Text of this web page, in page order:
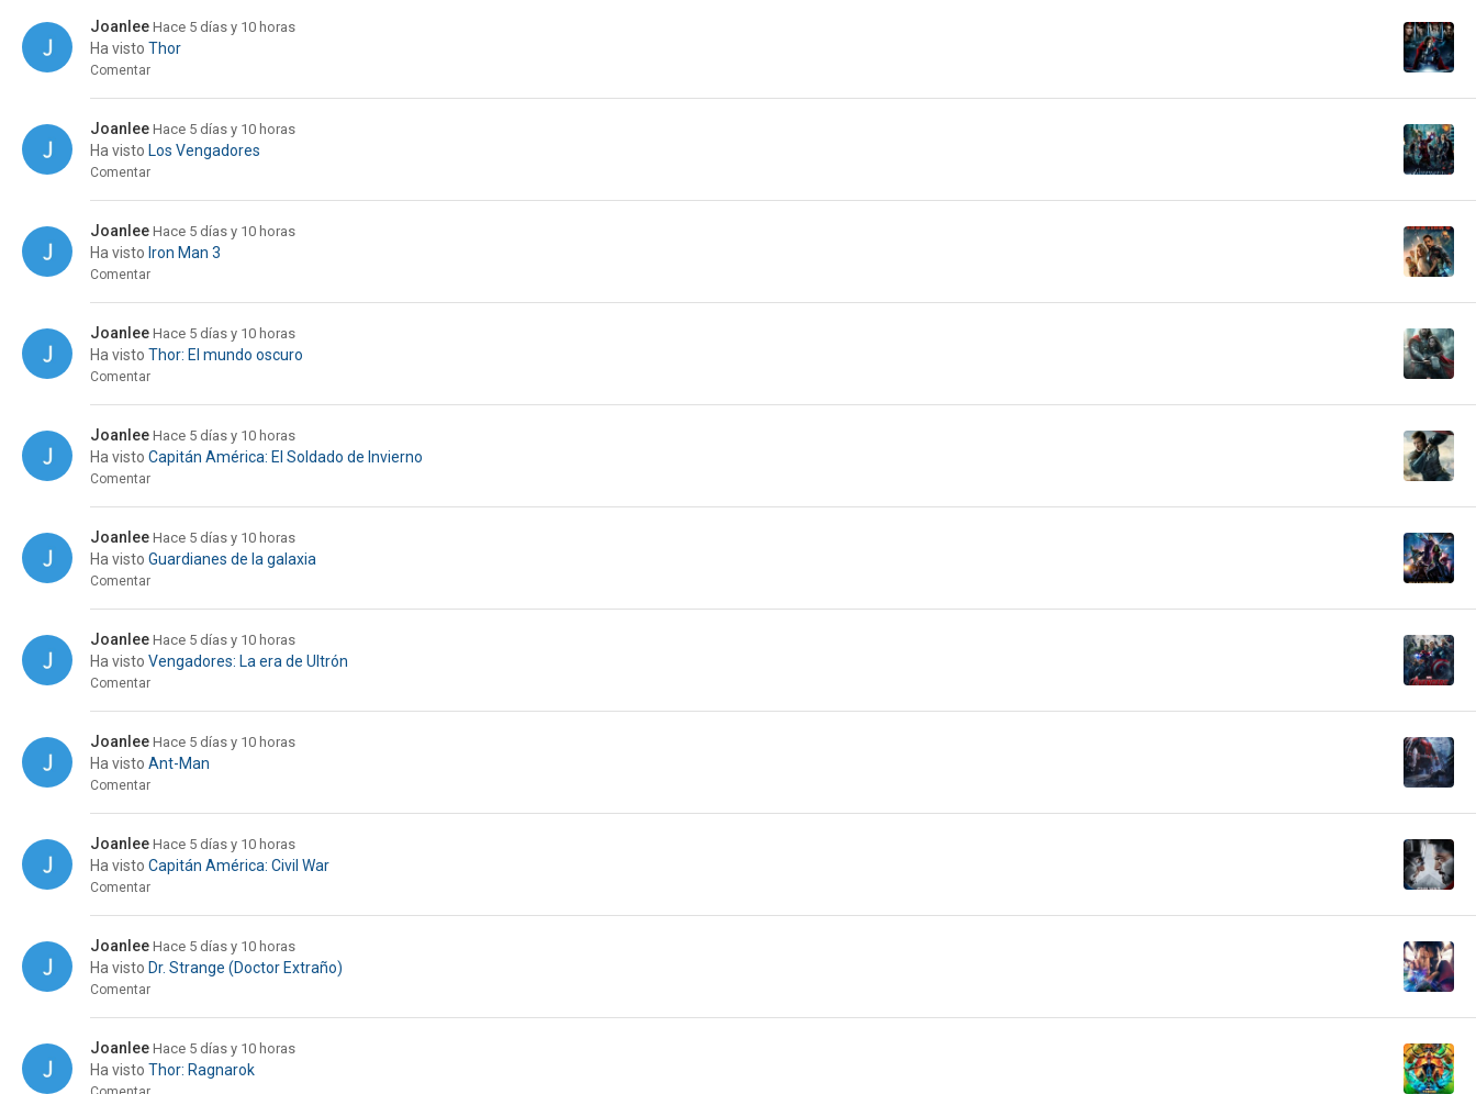
Joanlee Hace 5 días y 10 horas
Ha visto Thor
Comentar
Joanlee Hace 5 días y 10 horas
Ha visto Los Vengadores
Comentar
Joanlee Hace 5 días y 10 horas
Ha visto Iron Man 3
Comentar
Joanlee Hace 5 días y 10 horas
Ha visto Thor: El mundo oscuro
Comentar
Joanlee Hace 5 días y 10 horas
Ha visto Capitán América: El Soldado de Invierno
Comentar
Joanlee Hace 5 días y 10 horas
Ha visto Guardianes de la galaxia
Comentar
Joanlee Hace 5 días y 10 horas
Ha visto Vengadores: La era de Ultrón
Comentar
Joanlee Hace 5 días y 10 horas
Ha visto Ant-Man
Comentar
Joanlee Hace 5 días y 10 horas
Ha visto Capitán América: Civil War
Comentar
Joanlee Hace 5 días y 10 horas
Ha visto Dr. Strange (Doctor Extraño)
Comentar
Joanlee Hace 5 días y 10 horas
Ha visto Thor: Ragnarok